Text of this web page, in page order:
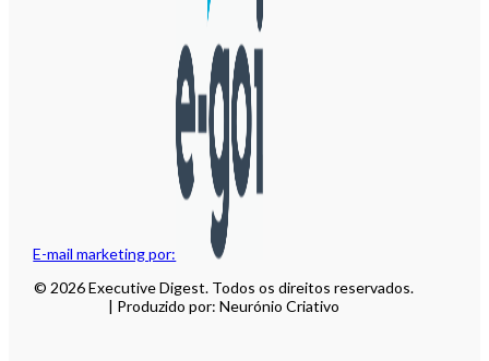
E-mail marketing por:
© 2026 Executive Digest. Todos os direitos reservados.
| Produzido por: Neurónio Criativo